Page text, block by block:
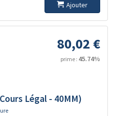
Ajouter
80,02 €
prime : 45.74%
Légal - 40MM)